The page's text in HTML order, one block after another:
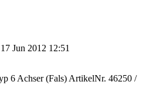
17 Jun 2012 12:51
6 Achser (Fals) ArtikelNr. 46250 /